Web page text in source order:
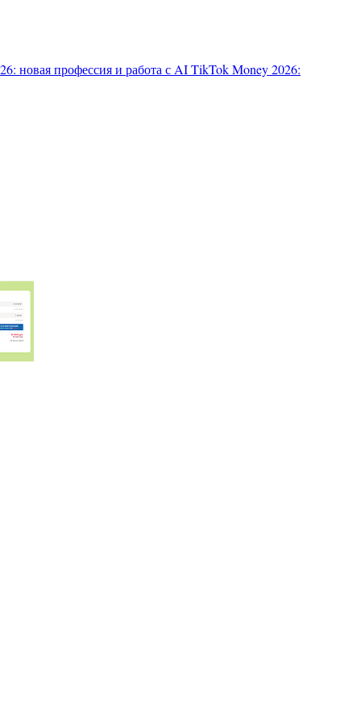
новая профессия и работа с AITikTok Money 2026: